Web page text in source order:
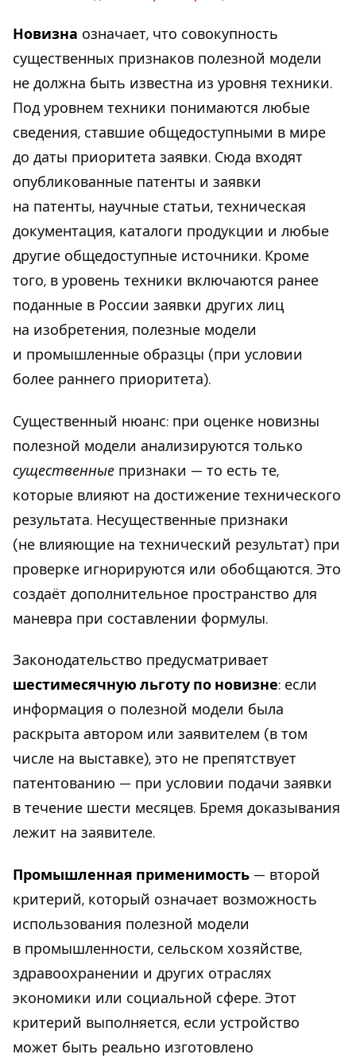
Новизна означает, что совокупность
существенных признаков полезной модели
не должна быть известна из уровня техники.
Под уровнем техники понимаются любые
сведения, ставшие общедоступными в мире
до даты приоритета заявки. Сюда входят
опубликованные патенты и заявки
на патенты, научные статьи, техническая
документация, каталоги продукции и любые
другие общедоступные источники. Кроме
того, в уровень техники включаются ранее
поданные в России заявки других лиц
на изобретения, полезные модели
и промышленные образцы (при условии
более раннего приоритета).
Существенный нюанс: при оценке новизны
полезной модели анализируются только
существенные признаки — то есть те,
которые влияют на достижение технического
результата. Несущественные признаки
(не влияющие на технический результат) при
проверке игнорируются или обобщаются. Это
создаёт дополнительное пространство для
маневра при составлении формулы.
Законодательство предусматривает
шестимесячную льготу по новизне: если
информация о полезной модели была
раскрыта автором или заявителем (в том
числе на выставке), это не препятствует
патентованию — при условии подачи заявки
в течение шести месяцев. Бремя доказывания
лежит на заявителе.
Промышленная применимость — второй
критерий, который означает возможность
использования полезной модели
в промышленности, сельском хозяйстве,
здравоохранении и других отраслях
экономики или социальной сфере. Этот
критерий выполняется, если устройство
может быть реально изготовлено